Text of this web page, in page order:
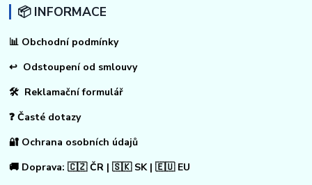
📦 INFORMACE
📊 Obchodní podmínky
↩ Odstoupení od smlouvy
🛠 Reklamační formulář
❓ Časté dotazy
🔐 Ochrana osobních údajů
🚚 Doprava: 🇨🇿 ČR | 🇸🇰 SK | 🇪🇺 EU